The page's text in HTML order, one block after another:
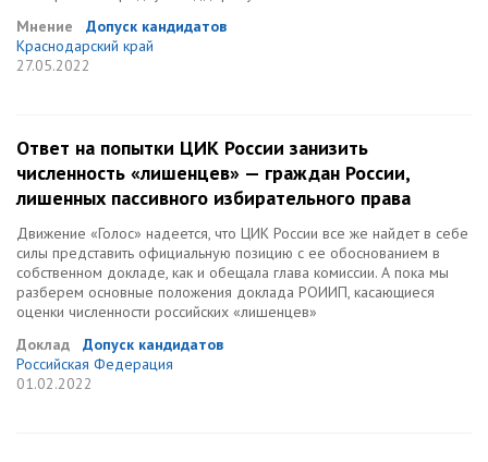
Мнение
Допуск кандидатов
Краснодарский край
27.05.2022
Ответ на попытки ЦИК России занизить
численность «лишенцев» — граждан России,
лишенных пассивного избирательного права
Движение «Голос» надеется, что ЦИК России все же найдет в себе
силы представить официальную позицию с ее обоснованием в
собственном докладе, как и обещала глава комиссии. А пока мы
разберем основные положения доклада РОИИП, касающиеся
оценки численности российских «лишенцев»
Доклад
Допуск кандидатов
Российская Федерация
01.02.2022